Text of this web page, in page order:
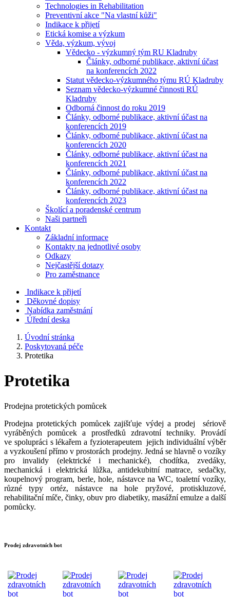
Technologies in Rehabilitation
Preventivní akce "Na vlastní kůži"
Indikace k přijetí
Etická komise a výzkum
Věda, výzkum, vývoj
Vědecko - výzkumný tým RU Kladruby
Články, odborné publikace, aktivní účast
na konferencích 2022
Statut vědecko-výzkumného týmu RÚ Kladruby
Seznam vědecko-výzkumné činnosti RÚ
Kladruby
Odborná činnost do roku 2019
Články, odborné publikace, aktivní účast na
konferencích 2019
Články, odborné publikace, aktivní účast na
konferencích 2020
Články, odborné publikace, aktivní účast na
konferencích 2021
Články, odborné publikace, aktivní účast na
konferencích 2022
Články, odborné publikace, aktivní účast na
konferencích 2023
Školící a poradenské centrum
Naši partneři
Kontakt
Základní informace
Kontakty na jednotlivé osoby
Odkazy
Nejčastější dotazy
Pro zaměstnance
Indikace k přijetí
Děkovné dopisy
Nabídka zaměstnání
Úřední deska
Úvodní stránka
Poskytovaná péče
Protetika
Protetika
Prodejna protetických pomůcek
Prodejna protetických pomůcek zajišťuje výdej a prodej sériově
vyráběných pomůcek a prostředků zdravotní techniky. Provádí
ve spolupráci s lékařem a fyzioterapeutem jejich individuální výběr
a vyzkoušení přímo v prostorách prodejny. Jedná se hlavně o vozíky
pro invalidy (elektrické i mechanické), chodítka, zvedáky,
mechanická i elektrická lůžka, antidekubitní matrace, sedačky,
koupelnový program, berle, hole, nástavce na WC, toaletní vozíky,
různé typy ortéz, nástavce na hole pryžové, protiskluzové,
rehabilitační míče, činky, obuv pro diabetiky, masážní emulze a další
pomůcky.
Prodej zdravotních bot